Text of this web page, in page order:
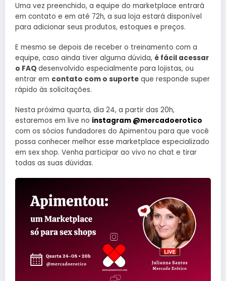
Uma vez preenchido, a equipe do marketplace entrará
em contato e em até 72h, a sua loja estará disponível
para adicionar seus produtos, estoques e preços.
E mesmo se depois de receber o treinamento com a
equipe, caso ainda tiver alguma dúvida, é fácil acessar
o FAQ desenvolvido especialmente para lojistas, ou
entrar em contato com o suporte que responde super
rápido às solicitações.
Nesta próxima quarta, dia 24, a partir das 20h,
estaremos em live no instagram @mercadoerotico
com os sócios fundadores do Apimentou para que você
possa conhecer melhor esse marketplace especializado
em sex shop. Venha participar ao vivo no chat e tirar
todas as suas dúvidas.